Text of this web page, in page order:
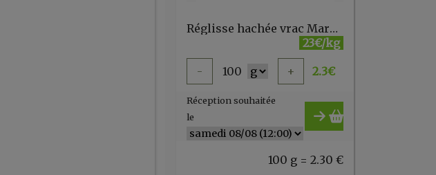
Réglisse hachée vrac Marma
23€/kg
- 100 + 2.3€
Réception souhaitée
le
100 g = 2.30 €